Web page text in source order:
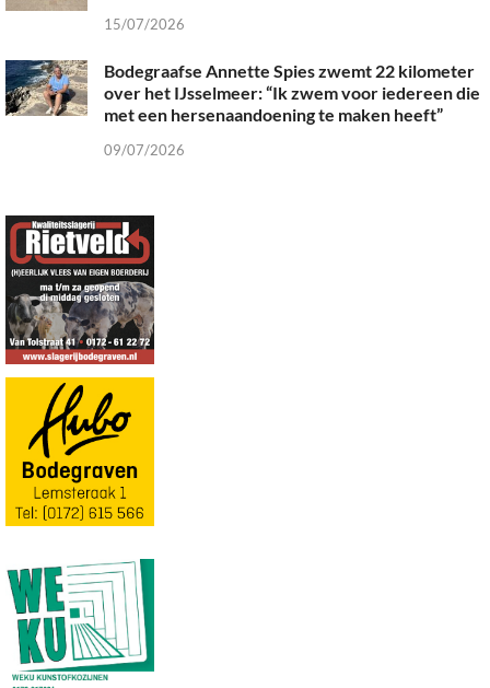
15/07/2026
Bodegraafse Annette Spies zwemt 22 kilometer
over het IJsselmeer: “Ik zwem voor iedereen die
met een hersenaandoening te maken heeft”
09/07/2026